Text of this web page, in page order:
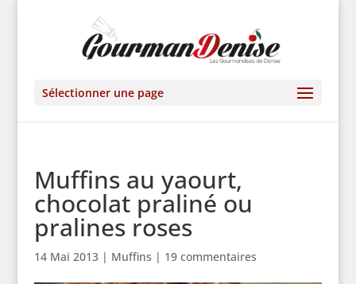
Sélectionner une page
Muffins au yaourt,
chocolat praliné ou
pralines roses
14 Mai 2013| Muffins | 19 commentaires